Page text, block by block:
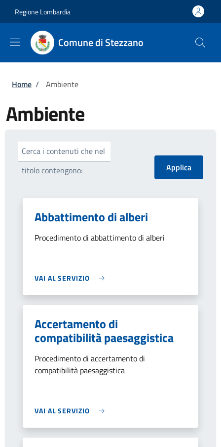
Regione Lombardia
Comune di Stezzano
Briciole di pane
Home / Ambiente
Ambiente
Cerca i contenuti che nel
titolo contengono:
Abbattimento di alberi
Procedimento di abbattimento di alberi
VAI AL SERVIZIO
Accertamento di
compatibilità paesaggistica
Procedimento di accertamento di
compatibilità paesaggistica
VAI AL SERVIZIO